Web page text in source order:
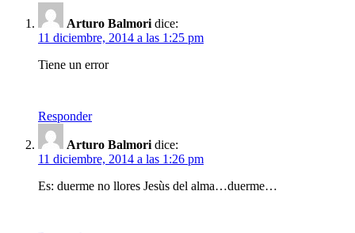
Arturo Balmori dice:
11 diciembre, 2014 a las 1:25 pm
Tiene un error
Responder
Arturo Balmori dice:
11 diciembre, 2014 a las 1:26 pm
Es: duerme no llores Jesùs del alma…duerme…